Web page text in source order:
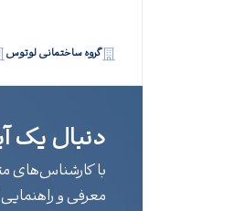
گروه ساختمانی لوتوس
دنبال یک
با کارشناس‌های
معرفی و